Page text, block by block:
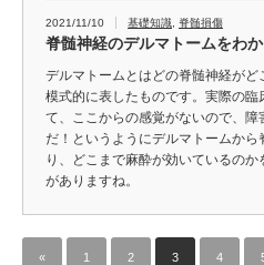
2021/11/10 基礎知識 脊髄損傷
脊髄神経のデルマトームをわ
デルマトームとはどの脊髄神経が
模式的に表したものです。実際の
て、ここからの感覚がないので、障
だ！というようにデルマトームか
り、どこまで麻酔が効いているの
がありますね。
« 1 2 3 4